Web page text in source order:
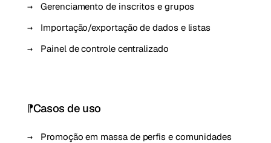
Gerenciamento de inscritos e grupos
Importação/exportação de dados e listas
Painel de controle centralizado
Casos de uso
Promoção em massa de perfis e comunidades